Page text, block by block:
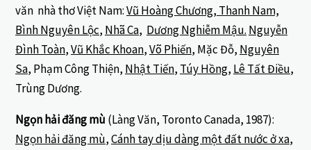
văn nhà thơ Việt Nam:Vũ Hoàng Chương, Thanh Nam,
Bình Nguyên Lộc, Nhã Ca, Dương Nghiễm Mậu. Nguyễn
Đình Toàn,Vũ Khắc Khoan,Võ Phiến, Mặc Đỗ, Nguyên
Sa, Phạm Công Thiện, Nhật Tiến, Túy Hồng, Lê Tất Điều,
Trùng Dương.
Ngọn hải đăng mù (Làng Văn, Toronto Canada, 1987):
Ngọn hải đăng mù,Cánh tay dịu dàng một đất nước ở xa,